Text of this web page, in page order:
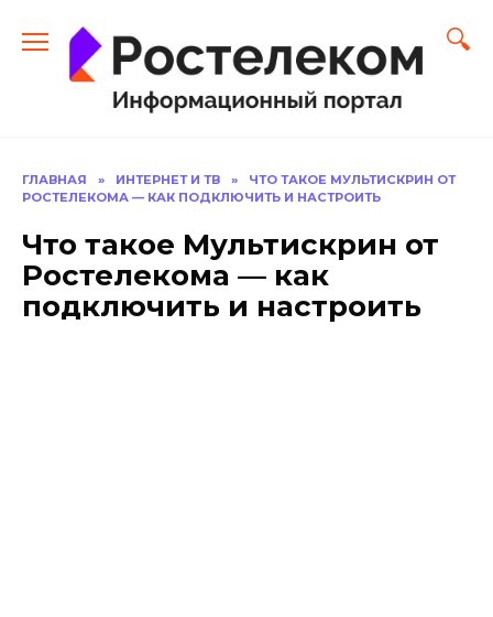
содержанию
ГЛАВНАЯ » ИНТЕРНЕТ И ТВ »
ЧТО ТАКОЕ МУЛЬТИСКРИН ОТ
РОСТЕЛЕКОМА — КАК ПОДКЛЮЧИТЬ И НАСТРОИТЬ
Что такое Мультискрин от
Ростелекома — как
подключить и настроить